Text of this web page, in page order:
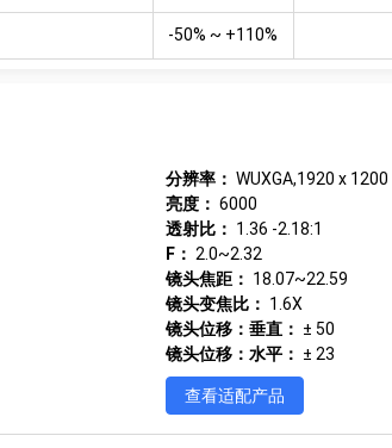
-50% ~ +110%
分辨率： WUXGA,1920 x 1200
亮度： 6000
透射比： 1.36 -2.18:1
F： 2.0~2.32
镜头焦距： 18.07~22.59
镜头变焦比： 1.6X
镜头位移：垂直： ± 50
镜头位移：水平： ± 23
查看适配产品